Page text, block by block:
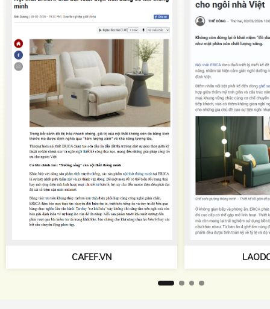
LAODONG.VN